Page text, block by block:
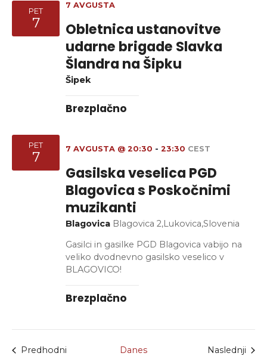
PET
7
Obletnica ustanovitve
udarne brigade Slavka
Šlandra na Šipku
7 AVGUSTA
Šipek
Brezplačno
PET
7
Gasilska veselica PGD
Blagovica s Poskočnimi
muzikanti
7 AVGUSTA @ 20:30 - 23:30 CEST
Blagovica Blagovica 2,Lukovica,Slovenia
Gasilci in gasilke PGD Blagovica vabijo na
veliko dvodnevno gasilsko veselico v
BLAGOVICO!
Brezplačno
Predhodni Danes Naslednji